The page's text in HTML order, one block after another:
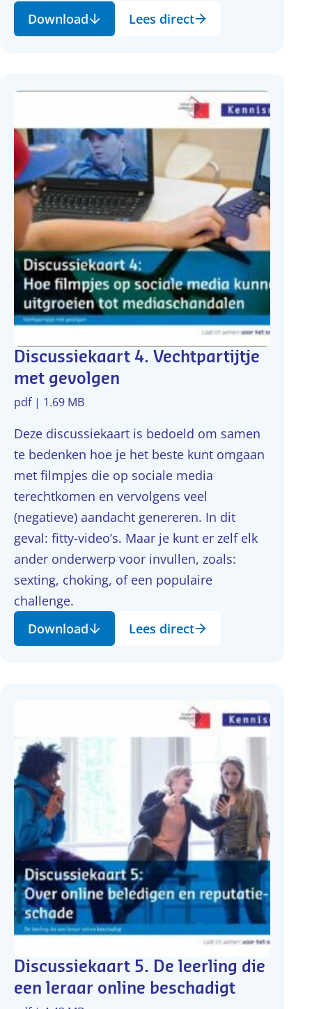
Download
Lees direct
Discussiekaart 4. Vechtpartijtje
met gevolgen
pdf | 1.69 MB
Deze discussiekaart is bedoeld om samen
te bedenken hoe je het beste kunt omgaan
met filmpjes die op sociale media
terechtkomen en vervolgens veel
(negatieve) aandacht genereren. In dit
geval: fitty-video’s. Maar je kunt er zelf elk
ander onderwerp voor invullen, zoals:
sexting, choking, of een populaire
challenge.
Download
Lees direct
Discussiekaart 5. De leerling die
een leraar online beschadigt